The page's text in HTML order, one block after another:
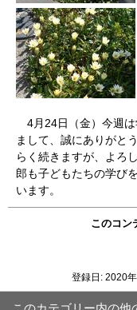
4月24日（金）今週は
まして、誠にありがと
らく続きますが、よろ
郎も子どもたちの学び
います。
このコン
登録日: 2020